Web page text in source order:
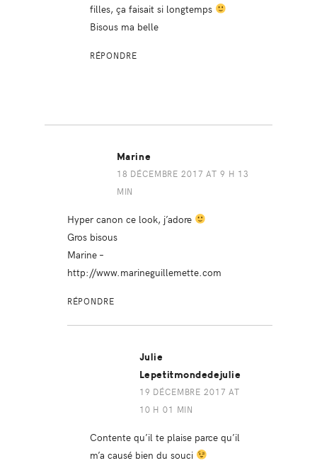
filles, ça faisait si longtemps
Bisous ma belle
RÉPONDRE
Marine
18 DÉCEMBRE 2017 AT 9 H 13
MIN
Hyper canon ce look, j’adore
Gros bisous
Marine –
http://www.marineguillemette.com
RÉPONDRE
Julie
Lepetitmondedejulie
19 DÉCEMBRE 2017 AT
10 H 01 MIN
Contente qu’il te plaise parce qu’il
m’a causé bien du souci